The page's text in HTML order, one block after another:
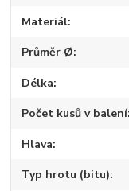
Materiál
Průměr Ø
Délka
Počet kusů v balení
Hlava
Typ hrotu (bitu)